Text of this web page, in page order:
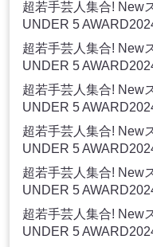
超若手芸人集合! New
UNDER 5
超若手芸人集合! New
UNDER 5
超若手芸人集合! New
UNDER 5
超若手芸人集合! New
UNDER 5
超若手芸人集合! New
UNDER 5
超若手芸人集合! New
UNDER 5